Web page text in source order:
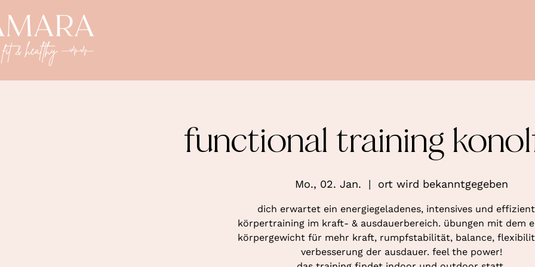
functional training
Mo., 02. Jan.
  |
ort wird bekanntgegeben
dich erwartet ein energiegeladenes, intensives und
körpertraining im kraft- & ausdauerbereich. übungen mit dem
körpergewicht für mehr kraft, rumpfstabilität, balance,
verbesserung der ausdauer. feel the power!